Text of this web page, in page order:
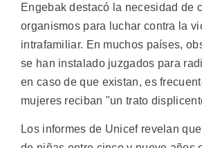
Engebak destacó la necesidad de
organismos para luchar contra la
intrafamiliar. En muchos países,
se han instalado juzgados para
en caso de que existan, es
mujeres reciban "un trato
Los informes de Unicef revelan